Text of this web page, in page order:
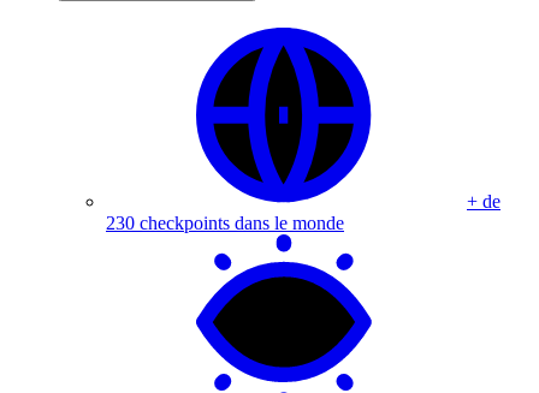
+ de
230 checkpoints dans le monde